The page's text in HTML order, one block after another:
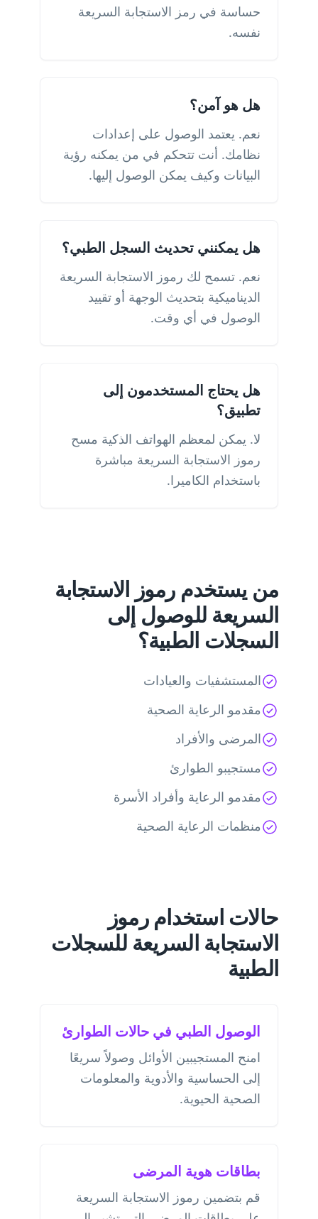
حساسة في رمز الاستجابة السريعة
نفسه.
هل هو آمن؟
نعم. يعتمد الوصول على إعدادات
نظامك. أنت تتحكم في من يمكنه رؤية
البيانات وكيف يمكن الوصول إليها.
هل يمكنني تحديث السجل الطبي؟
نعم. تسمح لك رموز الاستجابة السريعة
الديناميكية بتحديث الوجهة أو تقييد
الوصول في أي وقت.
هل يحتاج المستخدمون إلى
تطبيق؟
لا. يمكن لمعظم الهواتف الذكية مسح
رموز الاستجابة السريعة مباشرة
باستخدام الكاميرا.
من يستخدم رموز الاستجابة
السريعة للوصول إلى
السجلات الطبية؟
المستشفيات والعيادات
مقدمو الرعاية الصحية
المرضى والأفراد
مستجيبو الطوارئ
مقدمو الرعاية وأفراد الأسرة
منظمات الرعاية الصحية
حالات استخدام رموز
الاستجابة السريعة للسجلات
الطبية
الوصول الطبي في حالات الطوارئ
امنح المستجيبين الأوائل وصولاً سريعًا
إلى الحساسية والأدوية والمعلومات
الصحية الحيوية.
بطاقات هوية المرضى
قم بتضمين رموز الاستجابة السريعة